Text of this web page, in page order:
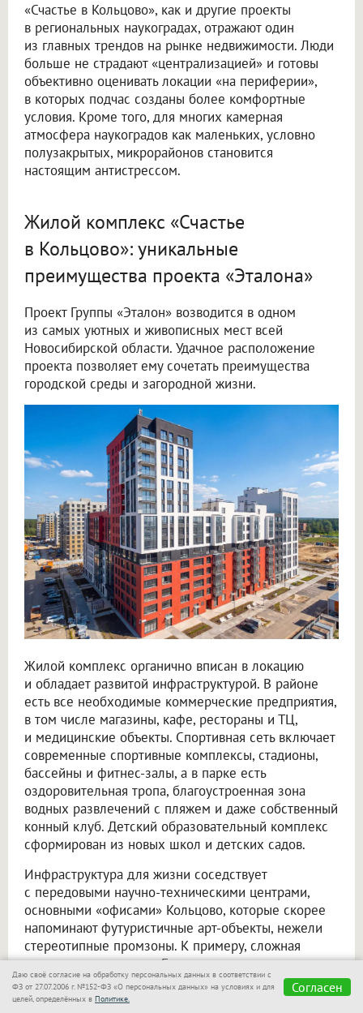
«Счастье в Кольцово», как и другие проекты
в региональных наукоградах, отражают один
из главных трендов на рынке недвижимости. Люди
больше не страдают «централизацией» и готовы
объективно оценивать локации «на периферии»,
в которых подчас созданы более комфортные
условия. Кроме того, для многих камерная
атмосфера наукоградов как маленьких, условно
полузакрытых, микрорайонов становится
настоящим антистрессом.
Жилой комплекс «Счастье
в Кольцово»: уникальные
преимущества проекта «Эталона»
Проект Группы «Эталон» возводится в одном
из самых уютных и живописных мест всей
Новосибирской области. Удачное расположение
проекта позволяет ему сочетать преимущества
городской среды и загородной жизни.
Жилой комплекс органично вписан в локацию
и обладает развитой инфраструктурой. В районе
есть все необходимые коммерческие предприятия,
в том числе магазины, кафе, рестораны и ТЦ,
и медицинские объекты. Спортивная сеть включает
современные спортивные комплексы, стадионы,
бассейны и фитнес-залы, а в парке есть
оздоровительная тропа, благоустроенная зона
водных развлечений с пляжем и даже собственный
конный клуб. Детский образовательный комплекс
сформирован из новых школ и детских садов.
Инфраструктура для жизни соседствует
с передовыми научно-техническими центрами,
основными «офисами» Кольцово, которые скорее
напоминают футуристичные арт-объекты, нежели
стереотипные промзоны. К примеру, сложная
архитектура местного Биотехнопарка превратила
его в одну из главных местных
достопримечательностей. При этом все зоны —
Даю своё согласие на обработку персональных данных в соответствии с
ФЗ от 27.07.2006 г. №152-ФЗ «О персональных данных» на условиях и для
целей, определённых в Политике.
Согласен